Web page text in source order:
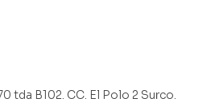
tda B102. CC. El Polo 2 Surco.